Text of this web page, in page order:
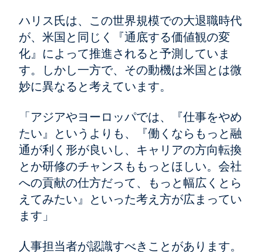
ハリス氏は、この世界規模での大退職時代
が、米国と同じく『通底する価値観の変
化』によって推進されると予測していま
す。しかし一方で、その動機は米国とは微
妙に異なると考えています。
「アジアやヨーロッパでは、『仕事をやめ
たい』というよりも、『働くならもっと融
通が利く形が良いし、キャリアの方向転換
とか研修のチャンスももっとほしい。会社
への貢献の仕方だって、もっと幅広くとら
えてみたい』といった考え方が広まってい
ます」
人事担当者が認識すべきことがあります。